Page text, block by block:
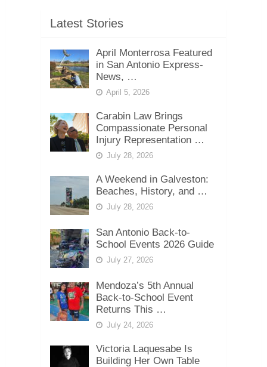
Latest Stories
April Monterrosa Featured
in San Antonio Express-
News, …
April 5, 2026
Carabin Law Brings
Compassionate Personal
Injury Representation …
July 28, 2026
A Weekend in Galveston:
Beaches, History, and …
July 28, 2026
San Antonio Back-to-
School Events 2026 Guide
July 27, 2026
Mendoza’s 5th Annual
Back-to-School Event
Returns This …
July 24, 2026
Victoria Laquesabe Is
Building Her Own Table